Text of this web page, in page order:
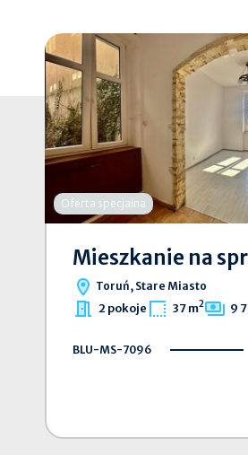
Oferta specjalna
Mieszkanie na
Toruń, Stare Miasto
2 pokoje 37 m2 9
BLU-MS-7096